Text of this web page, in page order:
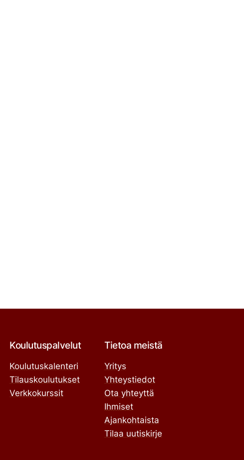
Koulutuspalvelut
Koulutuskalenteri
Tilauskoulutukset
Verkkokurssit
Tietoa meistä
Yritys
Yhteystiedot
Ota yhteyttä
Ihmiset
Ajankohtaista
Tilaa uutiskirje